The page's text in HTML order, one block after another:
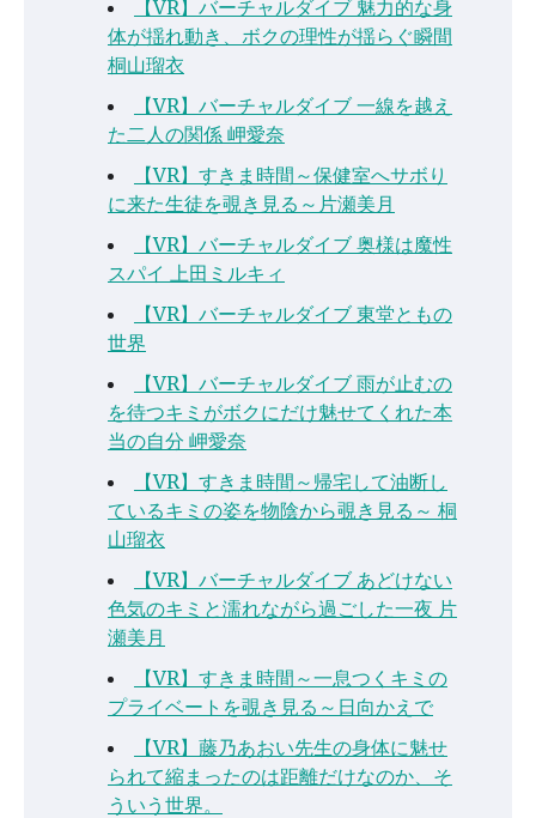
【VR】バーチャルダイブ 魅力的な身
体が揺れ動き、ボクの理性が揺らぐ瞬間
桐山瑠衣
【VR】バーチャルダイブ 一線を越え
た二人の関係 岬愛奈
【VR】すきま時間～保健室へサボり
に来た生徒を覗き見る～片瀬美月
【VR】バーチャルダイブ 奥様は魔性
スパイ 上田ミルキィ
【VR】バーチャルダイブ 東堂ともの
世界
【VR】バーチャルダイブ 雨が止むの
を待つキミがボクにだけ魅せてくれた本
当の自分 岬愛奈
【VR】すきま時間～帰宅して油断し
ているキミの姿を物陰から覗き見る～ 桐
山瑠衣
【VR】バーチャルダイブ あどけない
色気のキミと濡れながら過ごした一夜 片
瀬美月
【VR】すきま時間～一息つくキミの
プライベートを覗き見る～日向かえで
【VR】藤乃あおい先生の身体に魅せ
られて縮まったのは距離だけなのか、そ
ういう世界。